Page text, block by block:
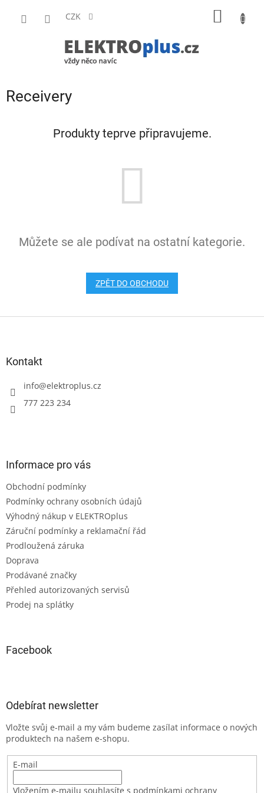
CZK
Receivery
Produkty teprve připravujeme.
Můžete se ale podívat na ostatní kategorie.
ZPĚT DO OBCHODU
Kontakt
info@elektroplus.cz
777 223 234
Informace pro vás
Obchodní podmínky
Podmínky ochrany osobních údajů
Výhodný nákup v ELEKTROplus
Záruční podmínky a reklamační řád
Prodloužená záruka
Doprava
Prodávané značky
Přehled autorizovaných servisů
Prodej na splátky
Facebook
Odebírat newsletter
Vložte svůj e-mail a my vám budeme zasílat informace o nových
produktech na našem e-shopu.
E-mail
Vložením e-mailu souhlasíte s podmínkami ochrany